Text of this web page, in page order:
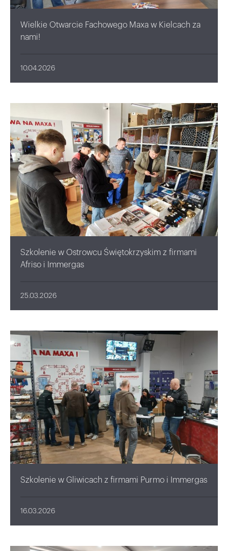
Wielkie Otwarcie Fachowego Maxa w Kielcach za
nami!
10.04.2026
Szkolenie w Ostrowcu Świętokrzyskim z firmami
Afriso i Immergas
25.03.2026
Szkolenie w Gliwicach z firmami Purmo i Immergas
16.03.2026